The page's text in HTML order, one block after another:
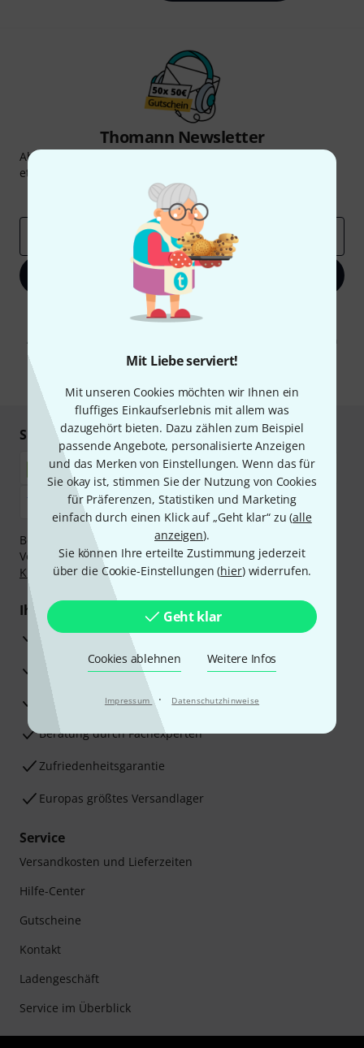
Mit Liebe serviert!
Mit unseren Cookies möchten wir Ihnen ein
fluffiges Einkaufserlebnis mit allem was
dazugehört bieten. Dazu zählen zum Beispiel
passende Angebote, personalisierte Anzeigen
und das Merken von Einstellungen. Wenn das für
Sie okay ist, stimmen Sie der Nutzung von Cookies
für Präferenzen, Statistiken und Marketing
einfach durch einen Klick auf „Geht klar“ zu (alle
anzeigen).
Sie können Ihre erteilte Zustimmung jederzeit
über die Cookie-Einstellungen (hier) widerrufen.
Geht klar
Cookies ablehnen Weitere Infos
Impressum · Datenschutzhinweise
Thomann Newsletter
Abonniere den Thomann Newsletter und gewinne mit
etwas Glück einen von
Inspirierende Beiträge
Deals
Jetzt anmelden
Mit Klick auf „Jetzt anmelden“ stimmen Sie dem Erhalt von E-Mail-
Werbung und einer Messung des E-Mail-Nutzungsverhaltens zu. Die
Abmeldung ist jederzeit möglich. Weitere Informationen finden Sie in
unseren
Datenschutzhinweisen
Sicher einkaufen & bezahlen
Bezahlen Sie vertraulich und sicher per Nachnahme,
Vorkasse, PayPal, Amazon Pay,Klarna Sofort bezahlen
Klarna Ratenzahlungoder Kreditkarte.
Ihre Vorteile
3 Jahre Thomann Garantie
30 Tage Money-Back-Garantie
Reparaturservice
Beratung durch Fachexperten
Zufriedenheitsgarantie
Europas größtes Versandlager
Service
Versandkosten und Lieferzeiten
Hilfe-Center
Gutscheine
Kontakt
Ladengeschäft
Service im Überblick